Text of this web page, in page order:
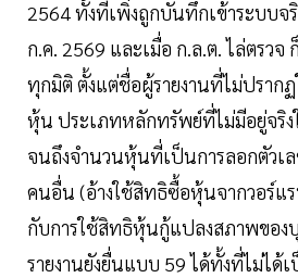
2564 ทั้งที่เพิ่งถูกบันทึกเข้าระบบจริ
ก.ค. 2569 และเมื่อ ก.ล.ต. ไล่ตรว
ทุกมิติ ตั้งแต่ชื่อผู้รายงานที่ไม่ปราก
หุ้น ประเภทหลักทรัพย์ที่ไม่มีอยู่จริง
จนถึงจำนวนหุ้นที่เป็นการลอกตัวเล
คนอื่น (อ้างใช้สิทธิซื้อหุ้นจากวอร์แ
กับการใช้สิทธิหุ้นกู้แปลงสภาพของ
รายงานยังยื่นแบบ 59 ได้ทั้งที่ไม่ได้